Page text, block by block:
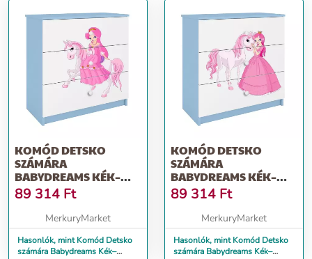
KOMÓD DETSKO
SZÁMÁRA
BABYDREAMS KÉK–
HERCEGNŐ 1
89 314 Ft
MerkuryMarket
Hasonlók, mint Komód Detsko
számára Babydreams Kék–
KOMÓD DETSKO
SZÁMÁRA
BABYDREAMS KÉK–
HERCEGNŐ 2
89 314 Ft
MerkuryMarket
Hasonlók, mint Komód Detsko
számára Babydreams Kék–